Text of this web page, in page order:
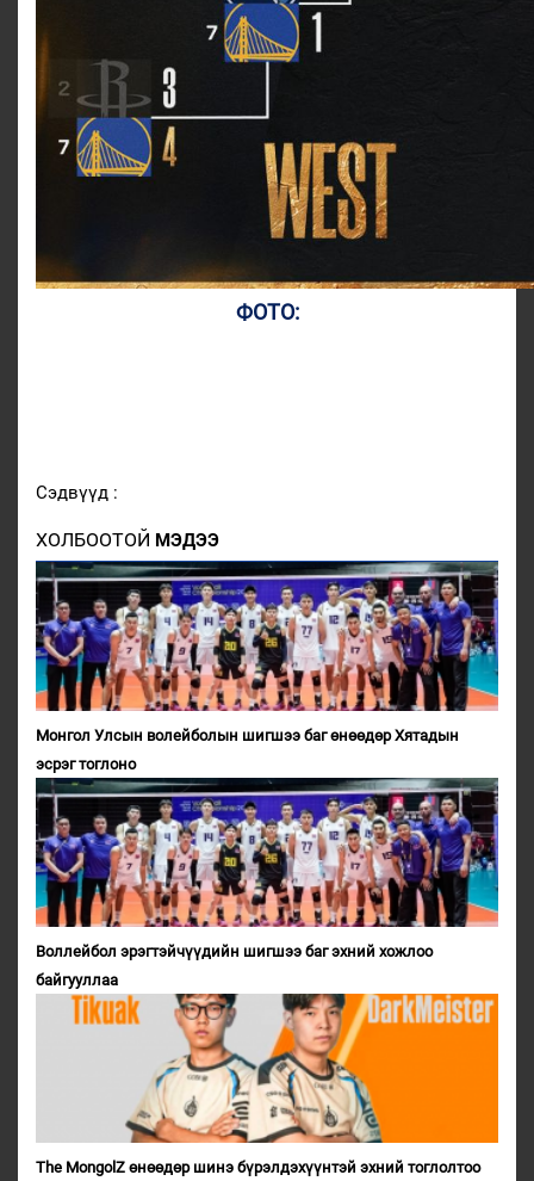
ФОТО:
Сэдвүүд :
ХОЛБООТОЙ МЭДЭЭ
Монгол Улсын волейболын шигшээ баг өнөөдөр Хятадын
эсрэг тоглоно
Воллейбол эрэгтэйчүүдийн шигшээ баг эхний хожлоо
байгууллаа
The MongolZ өнөөдөр шинэ бүрэлдэхүүнтэй эхний тоглолтоо